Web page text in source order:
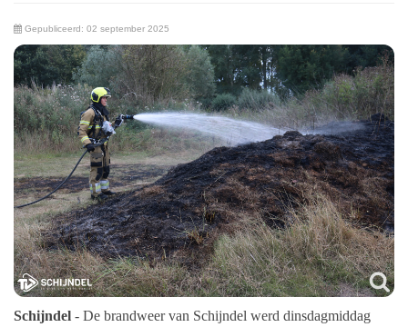
Gepubliceerd: 02 september 2025
Schijndel - De brandweer van Schijndel werd dinsdagmiddag